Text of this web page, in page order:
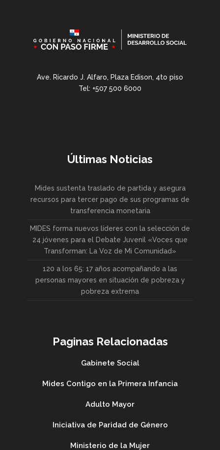
Ave. Ricardo J. Alfaro, Plaza Edison, 4to piso
Tel: +507 500 6000
Últimas Noticias
Mides sustenta traslado de partida y asegura
recursos para tercer pago de sus programas de
transferencia monetaria
MIDES forma nuevos líderes con la selección de
24 jóvenes para el Debate Juvenil «Voces que
Transforman: La Voz de Mi Comunidad»
120 a los 65: 17 años acompañando a las
personas mayores en situación de pobreza y
pobreza extrema
Paginas Relacionadas
Gabinete Social
Mides Contigo en la Primera Infancia
Adulto Mayor
Iniciativa de Paridad de Género
Ministerio de la Mujer